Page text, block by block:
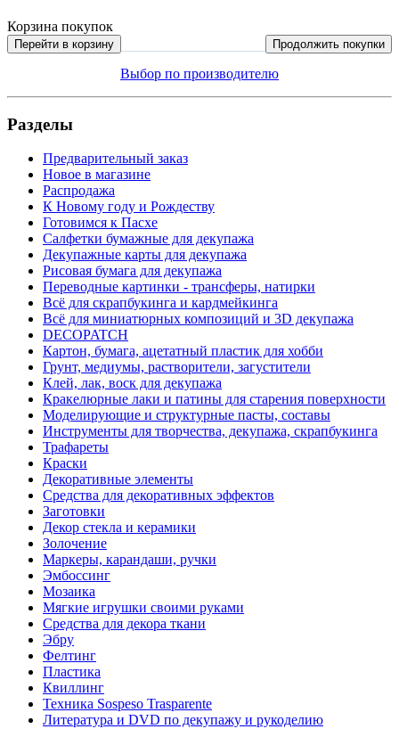
Корзина покупок
Перейти в корзину Продолжить покупки
Выбор по производителю
Разделы
Предварительный заказ
Новое в магазине
Распродажа
К Новому году и Рождеству
Готовимся к Пасхе
Салфетки бумажные для декупажа
Декупажные карты для декупажа
Рисовая бумага для декупажа
Переводные картинки - трансферы, натирки
Всё для скрапбукинга и кардмейкинга
Всё для миниатюрных композиций и 3D декупажа
DECOPATCH
Картон, бумага, ацетатный пластик для хобби
Грунт, медиумы, растворители, загустители
Клей, лак, воск для декупажа
Кракелюрные лаки и патины для старения поверхности
Моделирующие и структурные пасты, составы
Инструменты для творчества, декупажа, скрапбукинга
Трафареты
Краски
Декоративные элементы
Средства для декоративных эффектов
Заготовки
Декор стекла и керамики
Золочение
Маркеры, карандаши, ручки
Эмбоссинг
Мозаика
Мягкие игрушки своими руками
Средства для декора ткани
Эбру
Фелтинг
Пластика
Квиллинг
Техника Sospeso Trasparente
Литература и DVD по декупажу и рукоделию